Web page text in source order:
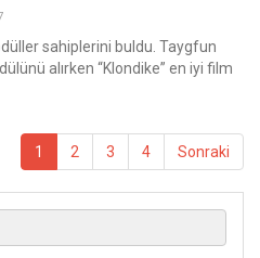
sahiplerini buldu. Taygfun
alırken “Klondike” en iyi film
1 2 3 4 Sonraki